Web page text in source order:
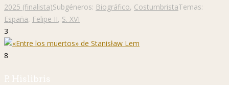
2025 (finalista)Subgéneros: Biográfico, CostumbristaTemas:
España, Felipe II, S. XVI
3
8
P. Hislibris